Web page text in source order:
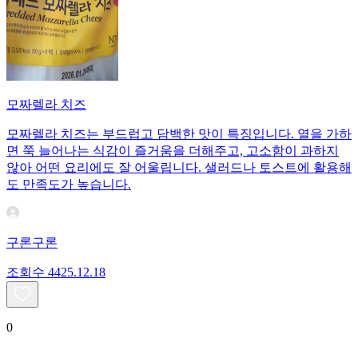
모짜렐라 치즈
모짜렐라 치즈는 부드럽고 담백한 맛이 특징입니다. 열을 가하
면 쭉 늘어나는 식감이 즐거움을 더해주고, 고소함이 과하지
않아 어떤 요리에도 잘 어울립니다. 샐러드나 토스트에 활용해
도 만족도가 높습니다.
구론구론
조회수 4425.12.18
0